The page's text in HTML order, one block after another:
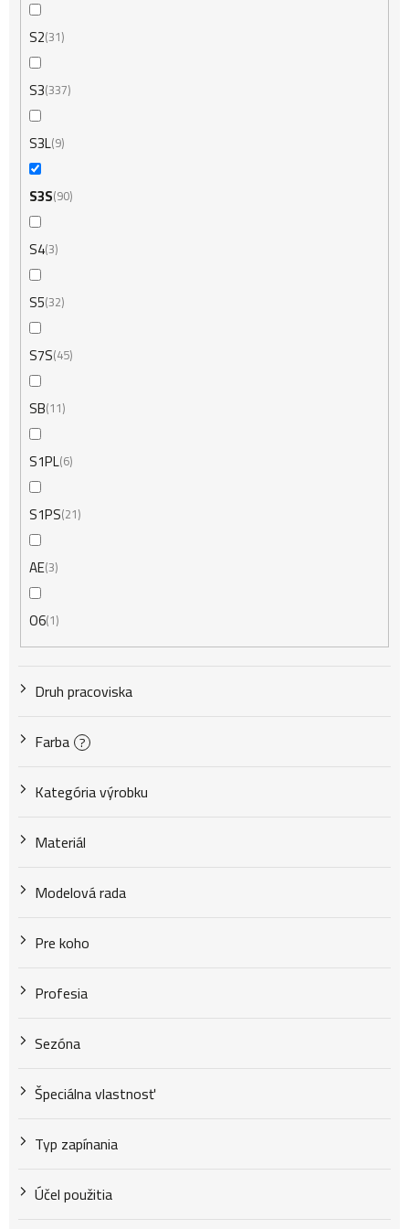
S2 31
S3 337
S3L 9
S3S 90
S43
S5 32
S7S 45
SB 11
S1PL 6
S1PS 21
AE3
O6 1
Druh pracoviska
Farba ?
Kategória výrobku
Materiál
Modelová rada
Pre koho
Profesia
Sezóna
Špeciálna vlastnosť
Typ zapínania
Účel použitia